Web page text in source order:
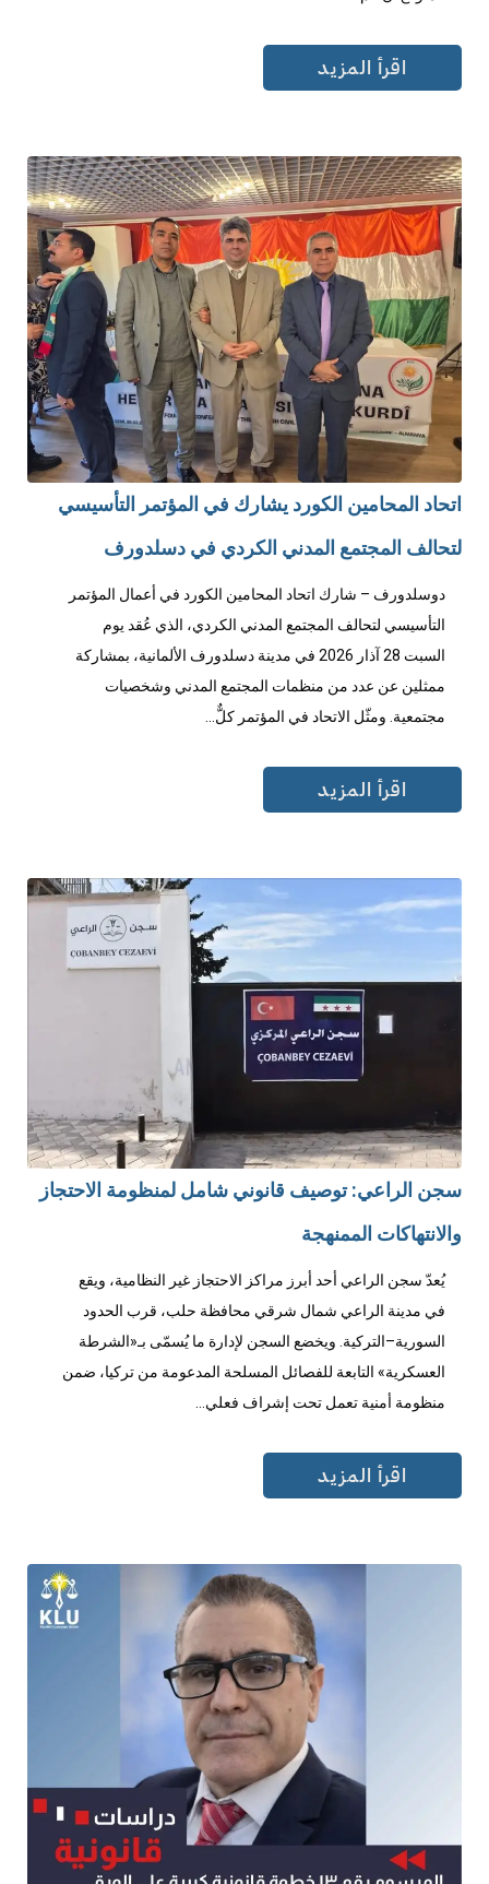
اقرأ المزيد
اتحاد المحامين الكورد يشارك في المؤتمر التأسيسي
لتحالف المجتمع المدني الكردي في دسلدورف
دوسلدورف – شارك اتحاد المحامين الكورد في أعمال المؤتمر
التأسيسي لتحالف المجتمع المدني الكردي، الذي عُقد يوم
السبت 28 آذار 2026 في مدينة دسلدورف الألمانية، بمشاركة
ممثلين عن عدد من منظمات المجتمع المدني وشخصيات
مجتمعية. ومثّل الاتحاد في المؤتمر كلٌّ...
اقرأ المزيد
سجن الراعي: توصيف قانوني شامل لمنظومة الاحتجاز
والانتهاكات الممنهجة
يُعدّ سجن الراعي أحد أبرز مراكز الاحتجاز غير النظامية، ويقع
في مدينة الراعي شمال شرقي محافظة حلب، قرب الحدود
السورية–التركية. ويخضع السجن لإدارة ما يُسمّى بـ«الشرطة
العسكرية» التابعة للفصائل المسلحة المدعومة من تركيا، ضمن
منظومة أمنية تعمل تحت إشراف فعلي...
اقرأ المزيد